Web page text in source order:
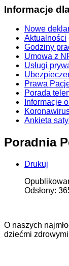
Informacje
Nowe
Aktualności
Godziny
Umowa z
Usługi
Prawa
Porada
Informacje
Ankieta
Poradnia
Drukuj
Odsłony:
O naszych
dziećmi